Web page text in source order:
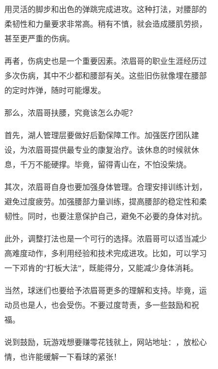
用灵活的脚步和出色的弹跳完成进攻。这种打法，对腰部的
柔韧性和力量要求非常高。稍有不慎，就会造成腰肌劳损，
甚至更严重的伤病。
再者，伤病史也是一个重要因素。浓眉哥的职业生涯经历过
多次伤病，其中不少都和腰部有关。这些旧伤就像埋在腰部
的定时炸弹，随时可能爆发。
那么，浓眉哥扶腰，究竟该怎么办呢？
首先，湖人管理层要做好后勤保障工作。加强医疗团队建
设，为浓眉哥提供最专业的康复治疗。该休息的时候就休
息，千万不能硬撑。毕竟，留得青山在，不怕没柴烧。
其次，浓眉哥自身也要加强身体管理。合理安排训练计划，
避免过度疲劳。加强腰部力量训练，提高腰部的稳定性和柔
韧性。同时，也要注意保护自己，避免不必要的身体对抗。
此外，调整打法也是一个可行的选择。浓眉哥可以适当减少
高难度动作，多利用经验和技术完成进攻。比如，可以学习
一下邓肯的“打板大法”，既能得分，又能减少身体消耗。
当然，球迷们也要给予浓眉哥更多的理解和支持。毕竟，运
动员也是人，也会受伤。不要过度苛责，多一些鼓励和祝
福。
说到鼓励，玩游戏想要赚零花钱就上，网站地址：，放松心
情，也许能缓解一下看球的紧张！